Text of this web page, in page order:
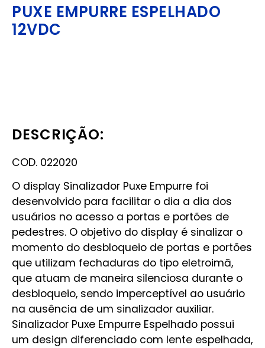
PUXE EMPURRE ESPELHADO
12VDC
DESCRIÇÃO:
COD. 022020
O display Sinalizador Puxe Empurre foi
desenvolvido para facilitar o dia a dia dos
usuários no acesso a portas e portões de
pedestres. O objetivo do display é sinalizar o
momento do desbloqueio de portas e portões
que utilizam fechaduras do tipo eletroimā,
que atuam de maneira silenciosa durante o
desbloqueio, sendo imperceptível ao usuário
na ausência de um sinalizador auxiliar.
Sinalizador Puxe Empurre Espelhado possui
um design diferenciado com lente espelhada,